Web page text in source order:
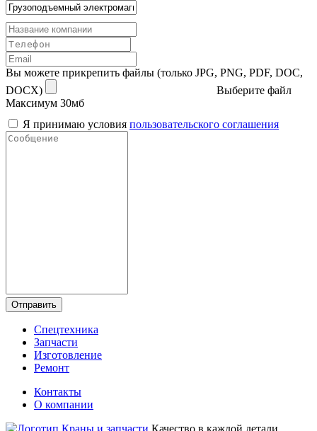
Вы можете прикрепить файлы (только JPG, PNG, PDF, DOC,
DOCX)
Выберите файл
Максимум 30мб
Я принимаю условия пользовательского соглашения
Отправить
Спецтехника
Запчасти
Изготовление
Ремонт
Контакты
О компании
Качество в каждой детали